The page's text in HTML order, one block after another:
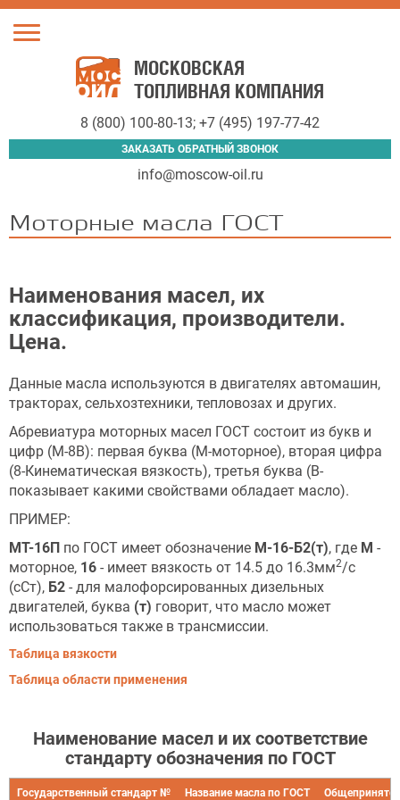
Toggle
МОСКОВСКАЯ
ТОПЛИВНАЯ КОМПАНИЯ
8 (800) 100-80-13; +7 (495) 197-77-42
ЗАКАЗАТЬ ОБРАТНЫЙ ЗВОНОК
info@moscow-oil.ru
Моторные масла ГОСТ
Наименования масел, их
классификация, производители.
Цена.
Данные масла используются в двигателях автомашин,
тракторах, сельхозтехники, тепловозах и других.
Абревиатура моторных масел ГОСТ состоит из букв и
цифр (М-8В): первая буква (М-моторное), вторая цифра
(8-Кинематическая вязкость), третья буква (В-
показывает какими свойствами обладает масло).
ПРИМЕР:
МТ-16П по ГОСТ имеет обозначение М-16-Б2(т), где М -
моторное, 16 - имеет вязкость от 14.5 до 16.3мм2/с
(сСт), Б2 - для малофорсированных дизельных
двигателей, буква (т) говорит, что масло может
использоваться также в трансмиссии.
Таблица вязкости
Таблица области применения
Наименование масел и их соответствие
стандарту обозначения по ГОСТ
Государственный стандарт № Название масла по ГОСТ